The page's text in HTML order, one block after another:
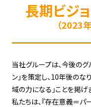
採用情報
長期ビジ
（2023
当社グループは、今後の
ン」を策定し、10年後のな
域の力になる」ことを掲げ
私たちは、『存在意義＝パ